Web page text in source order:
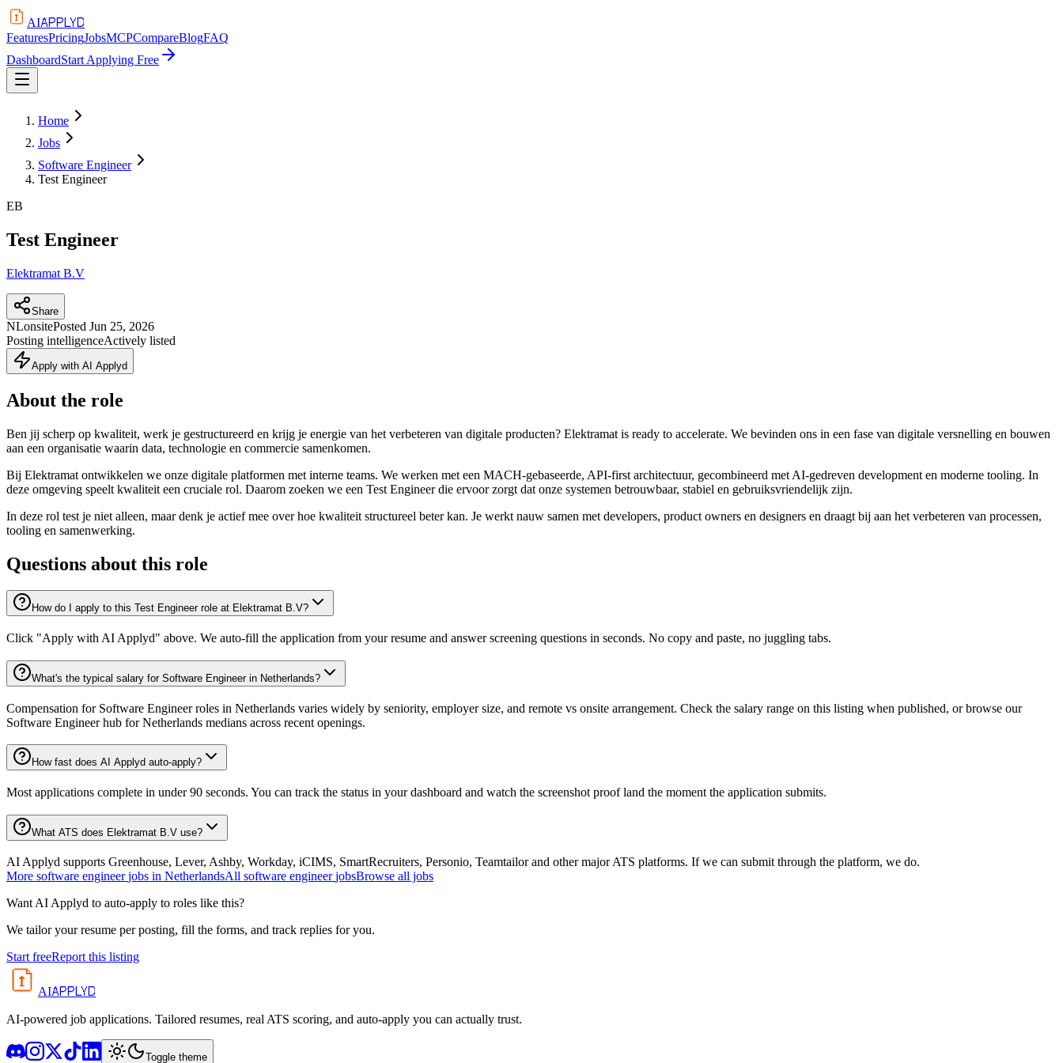
AIAPPLYD
FeaturesPricingJobsMCPCompareBlogFAQ
DashboardStart Applying Free
Home
Jobs
Software Engineer
Test Engineer
EB
Test Engineer
Elektramat B.V
Share
NLonsitePosted Jun 25, 2026
Posting intelligenceActively listed
Apply with AI Applyd
About the role
Ben jij scherp op kwaliteit, werk je gestructureerd en krijg je energie van het verbeteren van digitale producten? Elektramat is ready to accelerate. We bevinden ons in een fase van digitale versnelling en bouwen
aan een organisatie waarin data, technologie en commercie samenkomen.
Bij Elektramat ontwikkelen we onze digitale platformen met interne teams. We werken met een MACH-gebaseerde, API-first architectuur, gecombineerd met AI-gedreven development en moderne tooling. In
deze omgeving speelt kwaliteit een cruciale rol. Daarom zoeken we een Test Engineer die ervoor zorgt dat onze systemen betrouwbaar, stabiel en gebruiksvriendelijk zijn.
In deze rol test je niet alleen, maar denk je actief mee over hoe kwaliteit structureel beter kan. Je werkt nauw samen met developers, product owners en designers en draagt bij aan het verbeteren van processen,
tooling en samenwerking.
Questions about this role
How do I apply to this Test Engineer role at Elektramat B.V?
Click "Apply with AI Applyd" above. We auto-fill the application from your resume and answer screening questions in seconds. No copy and paste, no juggling tabs.
What's the typical salary for Software Engineer in Netherlands?
Compensation for Software Engineer roles in Netherlands varies widely by seniority, employer size, and remote vs onsite arrangement. Check the salary range on this listing when published, or browse our
Software Engineer hub for Netherlands medians across recent openings.
How fast does AI Applyd auto-apply?
Most applications complete in under 90 seconds. You can track the status in your dashboard and watch the screenshot proof land the moment the application submits.
What ATS does Elektramat B.V use?
AI Applyd supports Greenhouse, Lever, Ashby, Workday, iCIMS, SmartRecruiters, Personio, Teamtailor and other major ATS platforms. If we can submit through the platform, we do.
More software engineer jobs in NetherlandsAll software engineer jobsBrowse all jobs
Want AI Applyd to auto-apply to roles like this?
We tailor your resume per posting, fill the forms, and track replies for you.
Start freeReport this listing
AIAPPLYD
AI-powered job applications. Tailored resumes, real ATS scoring, and auto-apply you can actually trust.
Toggle theme